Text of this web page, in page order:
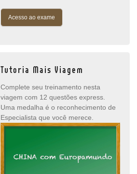
Acesso ao exame
Tutoria Mais Viagem
Complete seu treinamento nesta
viagem com 12 questões express.
Uma medalha é o reconhecimento de
Especialista que você merece.